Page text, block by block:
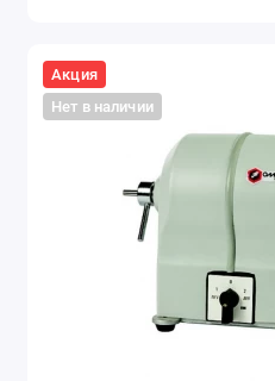
Акция
Нет в наличии